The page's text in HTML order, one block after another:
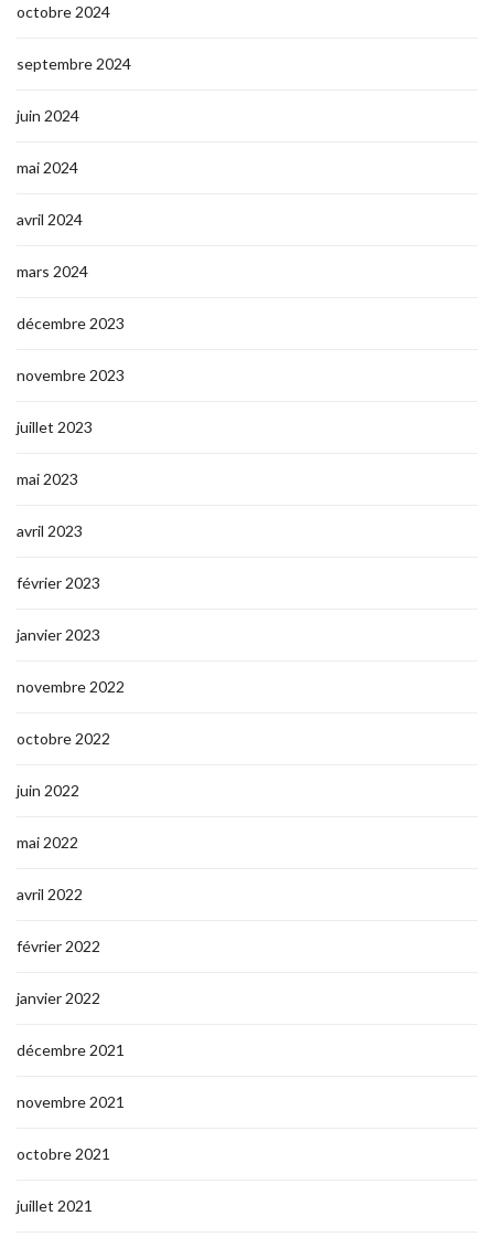
octobre 2024
septembre 2024
juin 2024
mai 2024
avril 2024
mars 2024
décembre 2023
novembre 2023
juillet 2023
mai 2023
avril 2023
février 2023
janvier 2023
novembre 2022
octobre 2022
juin 2022
mai 2022
avril 2022
février 2022
janvier 2022
décembre 2021
novembre 2021
octobre 2021
juillet 2021